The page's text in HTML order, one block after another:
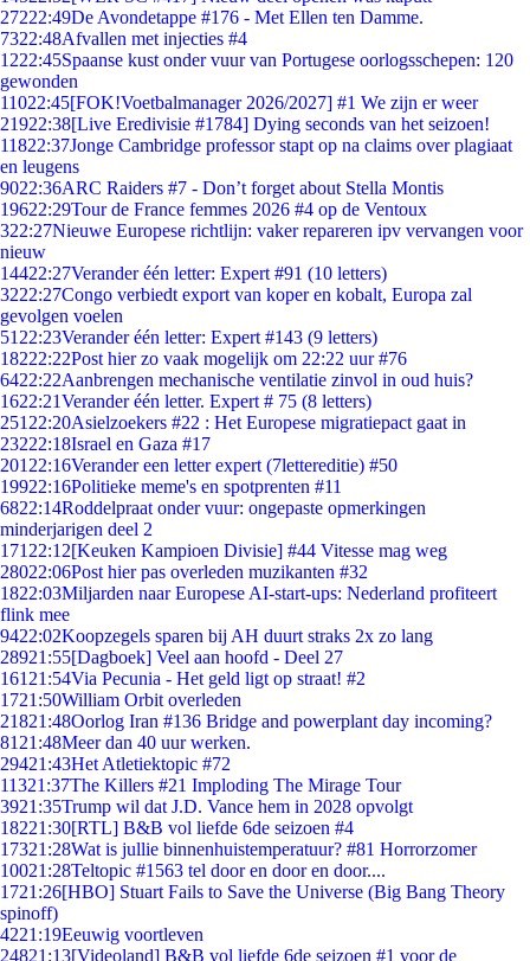
27222:49De Avondetappe #176 - Met Ellen ten Damme.
7322:48Afvallen met injecties #4
1222:45Spaanse kust onder vuur van Portugese oorlogsschepen: 120
gewonden
11022:45[FOK!Voetbalmanager 2026/2027] #1 We zijn er weer
21922:38[Live Eredivisie #1784] Dying seconds van het seizoen!
11822:37Jonge Cambridge professor stapt op na claims over plagiaat
en leugens
9022:36ARC Raiders #7 - Don’t forget about Stella Montis
19622:29Tour de France femmes 2026 #4 op de Ventoux
322:27Nieuwe Europese richtlijn: vaker repareren ipv vervangen voor
nieuw
14422:27Verander één letter: Expert #91 (10 letters)
3222:27Congo verbiedt export van koper en kobalt, Europa zal
gevolgen voelen
51 22:23Verander één letter: Expert #143 (9 letters)
18222:22Post hier zo vaak mogelijk om 22:22 uur #76
6422:22Aanbrengen mechanische ventilatie zinvol in oud huis?
1622:21Verander één letter. Expert # 75 (8 letters)
251 22:20Asielzoekers #22 : Het Europese migratiepact gaat in
23222:18Israel en Gaza #17
201 22:16Verander een letter expert (7lettereditie) #50
19922:16Politieke meme's en spotprenten #11
6822:14Roddelpraat onder vuur: ongepaste opmerkingen
minderjarigen deel 2
171 22:12[Keuken Kampioen Divisie] #44 Vitesse mag weg
28022:06Post hier pas overleden muzikanten #32
1822:03Miljarden naar Europese AI-start-ups: Nederland profiteert
flink mee
9422:02Koopzegels sparen bij AH duurt straks 2x zo lang
28921:55[Dagboek] Veel aan hoofd - Deel 27
161 21:54Via Pecunia - Het geld ligt op straat! #2
1721:50William Orbit overleden
21821:48Oorlog Iran #136 Bridge and powerplant day incoming?
81 21:48Meer dan 40 uur werken.
29421:43Het Atletiektopic #72
11321:37The Killers #21 Imploding The Mirage Tour
3921:35Trump wil dat J.D. Vance hem in 2028 opvolgt
18221:30[RTL] B&B vol liefde 6de seizoen #4
17321:28Wat is jullie binnenhuistemperatuur? #81 Horrorzomer
10021:28Teltopic #1563 tel door en door en door....
1721:26[HBO] Stuart Fails to Save the Universe (Big Bang Theory
spinoff)
4221:19Eeuwig voortleven
24821:13[Videoland] B&B vol liefde 6de seizoen #1 voor de